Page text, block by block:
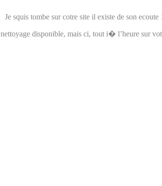
Je squis tombe sur cotre site il existe de son
nettoyage disponible, mais ci, tout i� l’heure sur